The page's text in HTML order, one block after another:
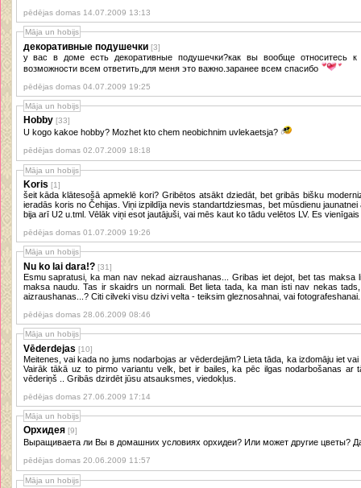
pēdējas domas 14.07.2009 13:13
Māja un hobijs
декоративные подушечки [3]
у вас в доме есть декоративные подушечки?как вы вообще относитесь к
возможности всем ответить,для меня это важно.заранее всем спасибо
pēdējas domas 04.07.2009 19:25
Māja un hobijs
Hobby [33]
U kogo kakoe hobby? Mozhet kto chem neobichnim uvlekaetsja?
pēdējas domas 02.07.2009 18:18
Māja un hobijs
Koris [1]
šeit kāda klātesošā apmeklē kori? Gribētos atsākt dziedāt, bet gribās bišku
ieradās koris no Čehijas. Viņi izpildīja nevis standartdziesmas, bet mūsdienu
bija arī U2 u.tml. Vēlāk viņi esot jautājuši, vai mēs kaut ko tādu velētos LV. Es vienīgais
pēdējas domas 01.07.2009 19:26
Māja un hobijs
Nu ko lai dara!? [31]
Esmu sapratusi, ka man nav nekad aizraushanas... Gribas iet dejot, bet tas maksa
maksa naudu. Tas ir skaidrs un normali. Bet lieta tada, ka man isti nav nekas
aizraushanas...? Citi cilveki visu dzivi velta - teiksim gleznosahnai, vai
pēdējas domas 28.06.2009 08:46
Māja un hobijs
Vēderdejas [10]
Meitenes, vai kada no jums nodarbojas ar vēderdejām? Lieta tāda, ka izdomāju iet
Vairāk tākā uz to pirmo variantu velk, bet ir bailes, ka pēc ilgas nodarbošanas ar
vēderiņš .. Gribās dzirdēt jūsu atsauksmes, viedokļus.
pēdējas domas 27.06.2009 17:14
Māja un hobijs
Орхидея [9]
pēdējas domas 20.06.2009 11:57
Māja un hobijs